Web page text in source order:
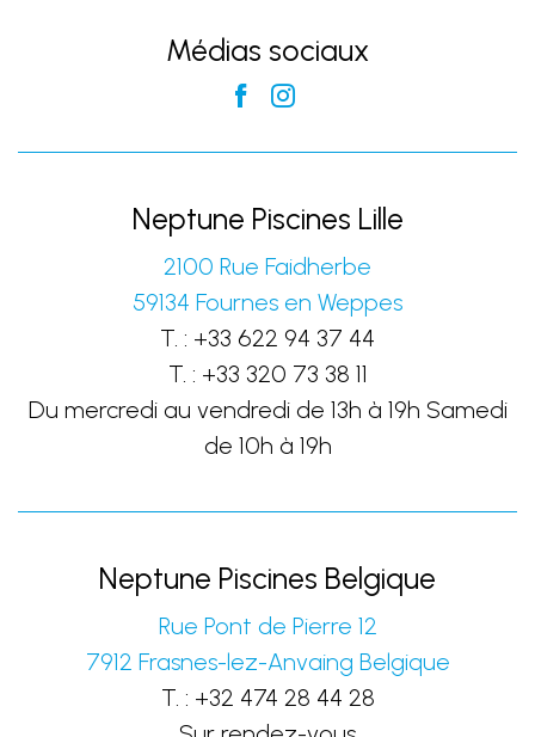
Médias sociaux
Neptune Piscines Lille
2100 Rue Faidherbe
59134 Fournes en Weppes
T. : +33 622 94 37 44
T. : +33 320 73 38 11
Du mercredi au vendredi de 13h à 19h Samedi
de 10h à 19h
Neptune Piscines Belgique
Rue Pont de Pierre 12
7912 Frasnes-lez-Anvaing Belgique
T. : +32 474 28 44 28